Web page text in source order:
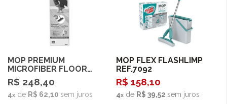
Esgotado
MOP PREMIUM
MICROFIBER FLOOR
BONA
R$ 248,40
4 de R$ 62,10 sem juros
Comprar
MOP FLEX FLASHLIMP
REF.7092
R$ 158,10
4 de R$ 39,52 sem juros